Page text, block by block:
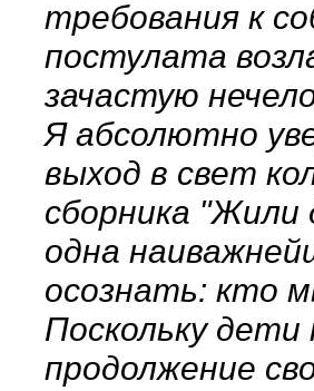
требования к
постулата
зачастую
Я абсолютно
выход в свет
сборника
одна
осознать: кто
Поскольку дети
продолжение